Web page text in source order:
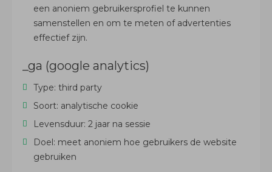
een anoniem gebruikersprofiel te kunnen
samenstellen en om te meten of advertenties
effectief zijn.
_ga (google analytics)
Type: third party
Soort: analytische cookie
Levensduur: 2 jaar na sessie
Doel: meet anoniem hoe gebruikers de website
gebruiken